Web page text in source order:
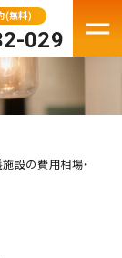
(無料)
029
設
設の費用相場・